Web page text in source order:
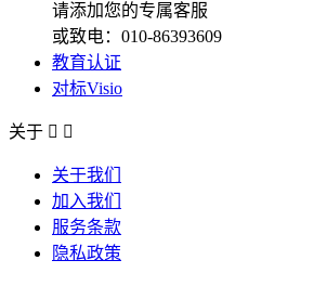
请添加您的专属客服
或致电：010-86393609
教育认证
对标Visio
关于  
关于我们
加入我们
服务条款
隐私政策